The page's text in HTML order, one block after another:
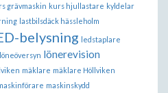
grävmaskin kurs hjullastare kyldelar
lastbilsdäck hässleholm
belysning ledstaplare
löneöversyn lönerevision
mäklare mäklare Höllviken
maskinskydd